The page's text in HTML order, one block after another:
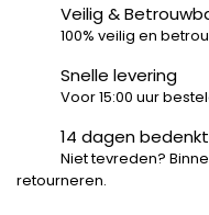
Veilig &
100% veilig en
Snelle levering
Voor 15:00 uur
14 dagen
Niet tevreden?
retourneren.